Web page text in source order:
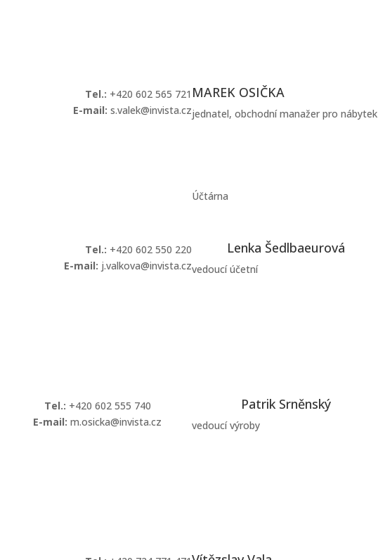
Tel.: +420 602 565 721
E-mail: s.valek@invista.cz
MAREK OSIČKA
jednatel, obchodní manažer pro nábytek
Účtárna
Tel.: +420 602 550 220
E-mail: j.valkova@invista.cz
Lenka Šedlbaeurová
vedoucí účetní
Tel.: +420 602 555 740
E-mail: m.osicka@invista.cz
Patrik Srněnský
vedoucí výroby